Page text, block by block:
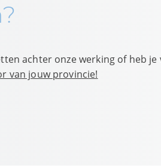
achter onze werking of heb je
van jouw provincie!